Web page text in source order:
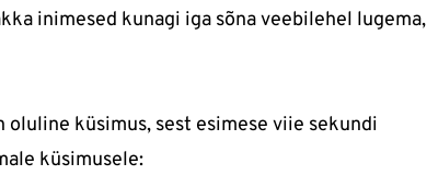
inimesed kunagi iga sõna veebilehel lugema,
küsimus, sest esimese viie sekundi
küsimusele: